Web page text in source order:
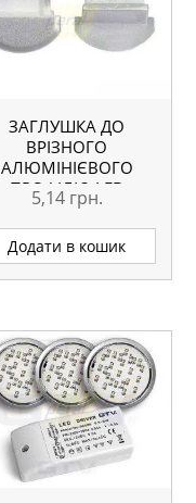
ЗАГЛУШКА ДО
ВРІЗНОГО
АЛЮМІНІЄВОГО
ПРОФІЛЮ LED
5,14 грн.
Додати в кошик